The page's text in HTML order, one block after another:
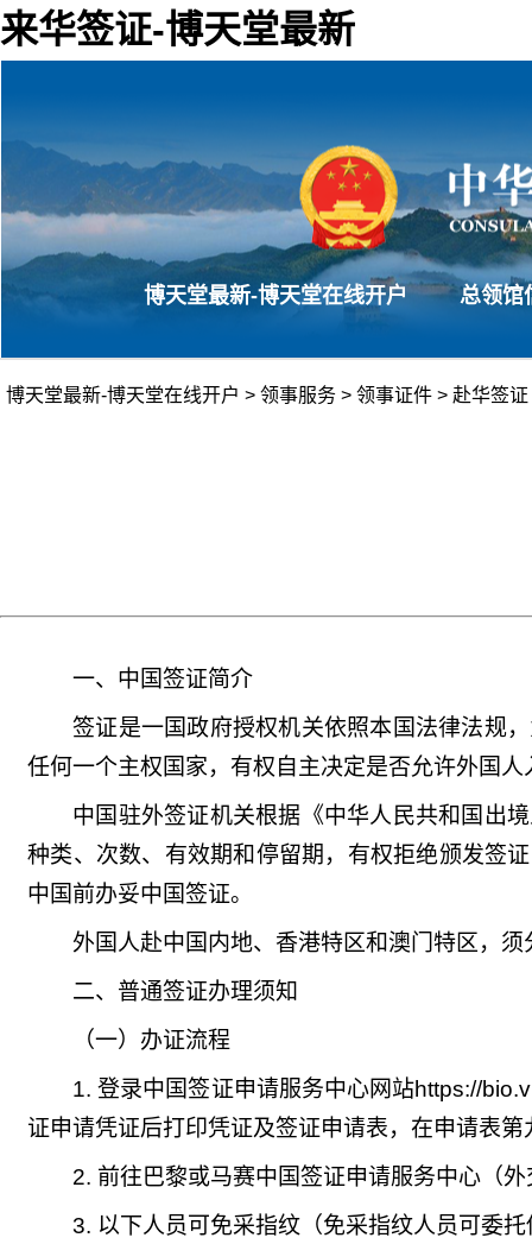
来华签证-博天堂最新
博天堂最新-博天堂在线开户 总领馆
博天堂最新-博天堂在线开户 > 领事服务 > 领事证件 > 赴华签证
一、中国签证简介
签证是一国政府授权机关依照本国法律法规
任何一个主权国家，有权自主决定是否允许外国
中国驻外签证机关根据《中华人民共和国出
种类、次数、有效期和停留期，有权拒绝颁发签
中国前办妥中国签证。
外国人赴中国内地、香港特区和澳门特区，
二、普通签证办理须知
（一）办证流程
1.登录中国签证申请服务中心网站https://
证申请凭证后打印凭证及签证申请表，在申请表第
2. 前往巴黎或马赛中国签证申请服务中心（
3. 以下人员可免采指纹 （免采指纹人员可委